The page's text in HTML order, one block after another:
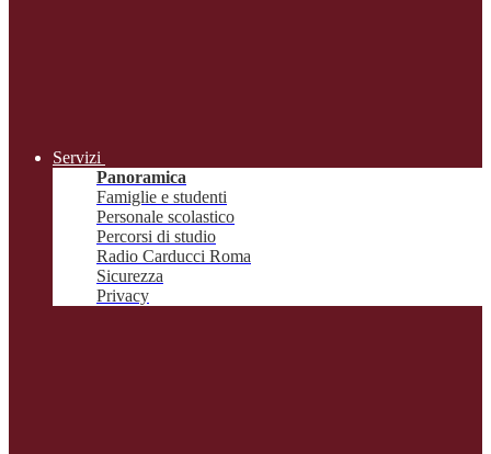
Servizi
Panoramica
Famiglie e studenti
Personale scolastico
Percorsi di studio
Radio Carducci Roma
Sicurezza
Privacy